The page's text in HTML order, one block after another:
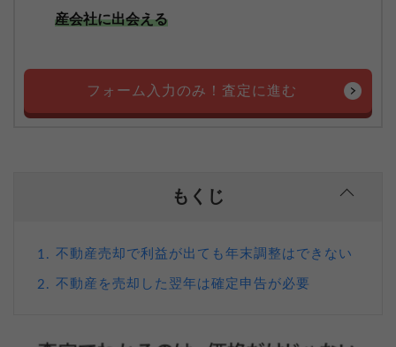
産会社に出会える
フォーム入力のみ！査定に進む
もくじ
1. 不動産売却で利益が出ても年末調整はできない
2. 不動産を売却した翌年は確定申告が必要